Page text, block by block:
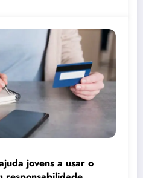
jovens a usar o